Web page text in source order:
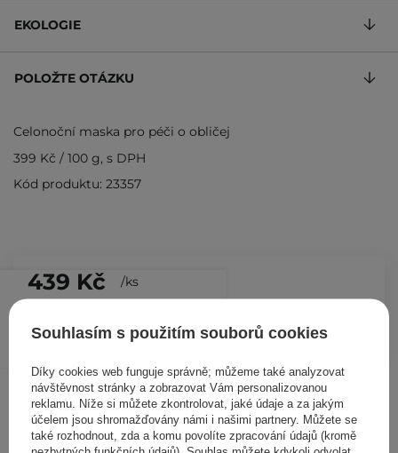
439 Kč /ks
EKOLOGIE
POLOŽTE OTÁZKU
Celonoční maska pro péči o obličej
399 Kč / 100 g, s DPH
Kód produktu: 23357
Ostatní zákazníci si prohlédli
Souhlasím s použitím souborů cookies
Díky cookies web funguje správně; můžeme také analyzovat
návštěvnost stránky a zobrazovat Vám personalizovanou
reklamu. Níže si můžete zkontrolovat, jaké údaje a za jakým
účelem jsou shromažďovány námi i našimi partnery. Můžete se
také rozhodnout, zda a komu povolíte zpracování údajů (kromě